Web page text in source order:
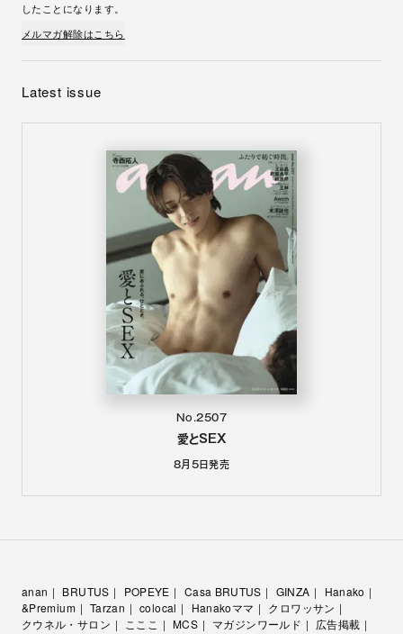
したことになります。
メルマガ解除はこちら
Latest issue
No.2507
愛とSEX
8月5日発売
anan BRUTUS POPEYE Casa BRUTUS GINZA
Hanako
&Premium
Tarzan colocal Hanakoママ
クロワッサン
クウネル・サロン
こここ MCS マガジンワールド
広告掲載